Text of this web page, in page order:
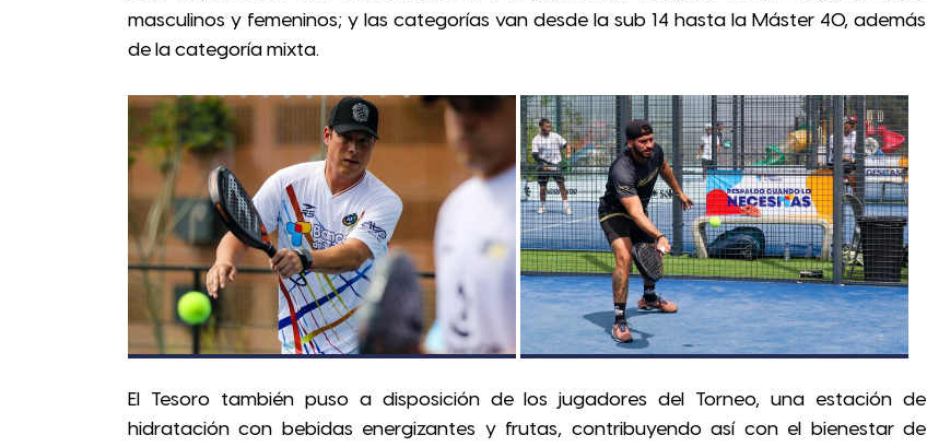
masculinos y femeninos; y las categorías van desde la sub 14 hasta la Máster 40, además
de la categoría mixta.
El Tesoro también puso a disposición de los jugadores del Torneo, una estación de
hidratación con bebidas energizantes y frutas, contribuyendo así con el bienestar de